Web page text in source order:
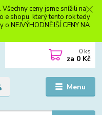
Všechny ceny jsme snížili na
e shopu, který tento rok tedy
NEJVÝHODNĚJŠÍ CENY NA
Menu
0 ks
za 0 Kč